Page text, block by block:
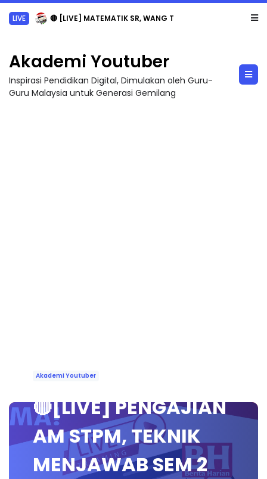
LIVE 🔴 [LIVE] MATEMATIK SR, WANG TAHUN 6 OLEH CIKGU ANITA #ALLINONE #141 #...
Akademi Youtuber
Inspirasi Pendidikan Digital, Dimulakan oleh Guru-
Guru Malaysia untuk Generasi Gemilang
Akademi Youtuber
🔴[LIVE] PENGAJIAN
AM STPM, TEKNIK
MENJAWAB SEM 2